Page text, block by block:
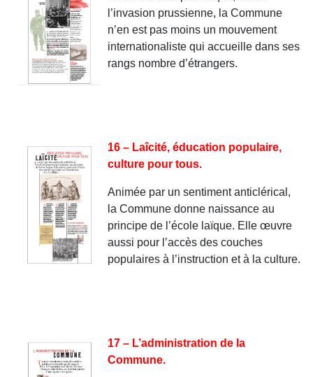
l’invasion prussienne, la Commune
n’en est pas moins un mouvement
internationaliste qui accueille dans ses
rangs nombre d’étrangers.
16 – Laîcité, éducation populaire,
culture pour tous.
Animée par un sentiment anticlérical,
la Commune donne naissance au
principe de l’école laïque. Elle œuvre
aussi pour l’accès des couches
populaires à l’instruction et à la culture.
17 – L’administration de la
Commune.